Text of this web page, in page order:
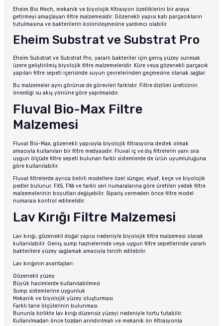
Eheim Bio Mech, mekanik ve biyolojik filtrasyon özelliklerini bir araya
getirmeyi amaçlayan filtre malzemesidir. Gözenekli yapısı katı parçacıkların
tutulmasına ve bakterilerin kolonileşmesine yardımcı olabilir.
Eheim Substrat ve Substrat Pro
Eheim Substrat ve Substrat Pro, yararlı bakteriler için geniş yüzey sunmak
üzere geliştirilmiş biyolojik filtre malzemeleridir. Küre veya gözenekli parçacık
yapıları filtre sepeti içerisinde suyun çevrelerinden geçmesine olanak sağlar.
Bu malzemeler aynı görünse de görevleri farklıdır. Filtre dizilimi üreticinin
önerdiği su akış yönüne göre yapılmalıdır.
Fluval Bio-Max Filtre
Malzemesi
Fluval Bio-Max, gözenekli yapısıyla biyolojik filtrasyona destek olmak
amacıyla kullanılan bir filtre medyasıdır. Fluval iç ve dış filtrelerin yanı sıra
uygun ölçüde filtre sepeti bulunan farklı sistemlerde de ürün uyumluluğuna
göre kullanılabilir.
Fluval filtrelerde ayrıca belirli modellere özel sünger, elyaf, keçe ve biyolojik
pedler bulunur. FX5, FX6 ve farklı seri numaralarına göre üretilen yedek filtre
malzemelerinin boyutları değişebilir. Sipariş vermeden önce filtre model
numarası kontrol edilmelidir.
Lav Kırığı Filtre Malzemesi
Lav kırığı, gözenekli doğal yapısı nedeniyle biyolojik filtre malzemesi olarak
kullanılabilir. Geniş sump haznelerinde veya uygun filtre sepetlerinde yararlı
bakterilere yüzey sağlamak amacıyla tercih edilebilir.
Lav kırığının avantajları:
Gözenekli yüzey
Büyük hacimlerde kullanılabilmesi
Sump sistemlerine uygunluk
Mekanik ve biyolojik yüzey oluşturması
Farklı tane ölçülerinin bulunması
Bununla birlikte lav kırığı düzensiz yüzeyi nedeniyle tortu tutabilir.
Kullanılmadan önce tozdan arındırılmalı ve mekanik ön filtrasyonla